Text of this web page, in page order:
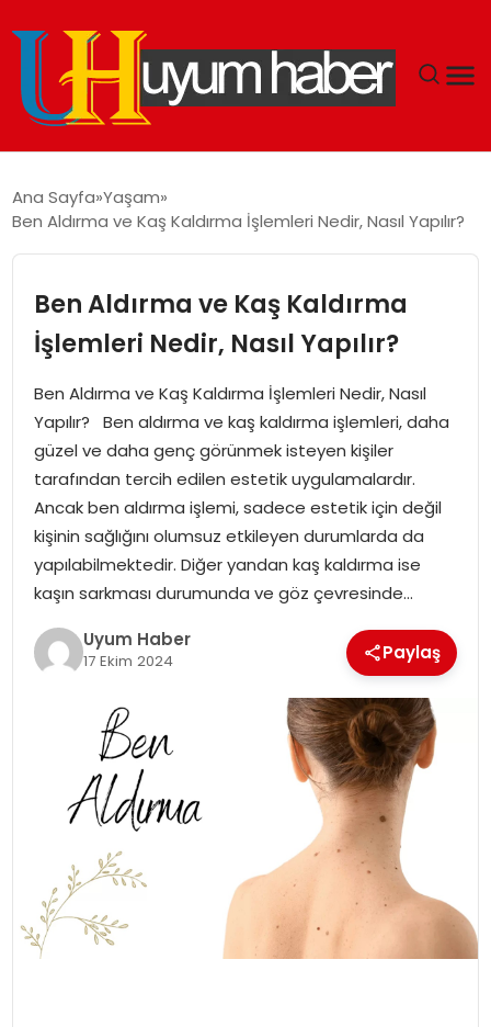
SIYASET
DÜNYA
SPOR
TEKNOLOJI
SAĞLIK
MAGAZIN
YAŞAM
Ana Sayfa Yaşam
Ben Aldırma ve Kaş Kaldırma İşlemleri Nedir, Nasıl Yapılır?
Ben Aldırma ve Kaş Kaldırma
İşlemleri Nedir, Nasıl Yapılır?
Ben Aldırma ve Kaş Kaldırma İşlemleri Nedir, Nasıl
Yapılır? Ben aldırma ve kaş kaldırma işlemleri, daha
güzel ve daha genç görünmek isteyen kişiler
tarafından tercih edilen estetik uygulamalardır.
Ancak ben aldırma işlemi, sadece estetik için değil
kişinin sağlığını olumsuz etkileyen durumlarda da
yapılabilmektedir. Diğer yandan kaş kaldırma ise
kaşın sarkması durumunda ve göz çevresinde…
Uyum Haber
17 Ekim 2024 Paylaş